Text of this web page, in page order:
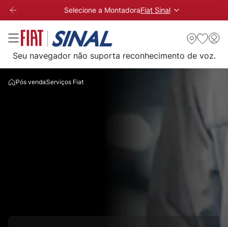
Selecione a MontadoraFiat Sinal
Seu navegador não suporta reconhecimento de voz.
Pós vendaServiços Fiat